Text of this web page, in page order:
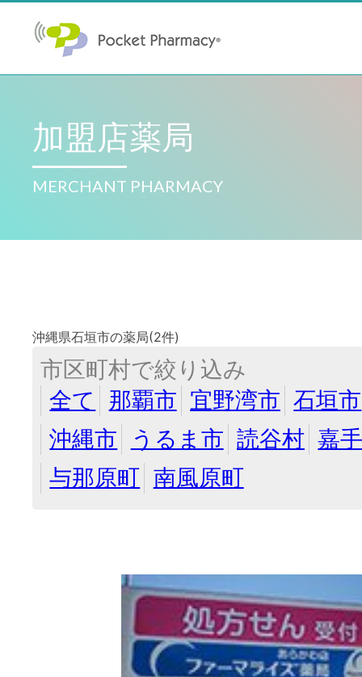
加盟店薬局
MERCHANT PHARMACY
沖縄県石垣市の薬局(2件)
市区町村で絞り込み
全て
那覇市 宜野湾市 石垣市
沖縄市
うるま市 読谷村 嘉
与那原町 南風原町